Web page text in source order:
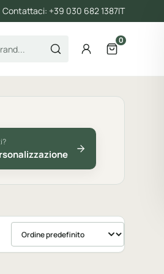
Contattaci: +39 030 682 1387IT
AccountApri il
0
Ordina prodotti